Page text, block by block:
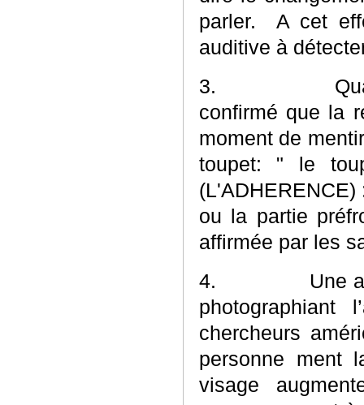
parler. A cet
auditive à
3.
confirmé que la
moment de
toupet: " le
(L'ADHERENCE)
ou la partie
affirmée par les
4.
Une
photographiant
chercheurs
personne ment
visage